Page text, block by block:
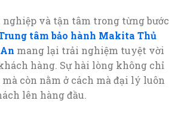
và tận tâm trong từng bước
tâm bảo hành Makita Thủ
mang lại trải nghiệm tuyệt vời
hàng. Sự hài lòng không chỉ
còn nằm ở cách mà đại lý luôn
lên hàng đầu.